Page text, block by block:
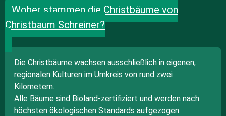
Woher stammen die Christbäume von
Christbaum Schreiner?
Die Christbäume wachsen ausschließlich in eigenen,
regionalen Kulturen im Umkreis von rund zwei
Kilometern.
Alle Bäume sind Bioland-zertifiziert und werden nach
höchsten ökologischen Standards aufgezogen.